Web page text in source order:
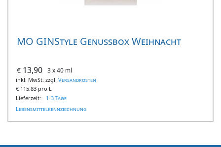
MO GINStyle Genussbox Weihnacht
€ 13,90 3 x 40 ml
inkl. MwSt. zzgl. Versandkosten
€ 115,83 pro L
Lieferzeit:
1-3 Tage
Lebensmittelkennzeichnung